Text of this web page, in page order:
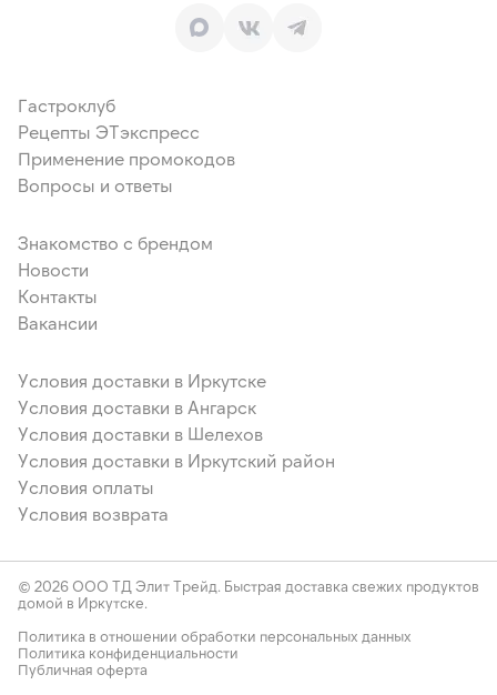
Гастроклуб
Рецепты ЭТэкспресс
Применение промокодов
Вопросы и ответы
Знакомство с брендом
Новости
Контакты
Вакансии
Условия доставки в Иркутске
Условия доставки в Ангарск
Условия доставки в Шелехов
Условия доставки в Иркутский район
Условия оплаты
Условия возврата
© 2026 ООО ТД Элит Трейд. Быстрая доставка свежих продуктов
домой в Иркутске.
Политика в отношении обработки персональных данных
Политика конфиденциальности
Публичная оферта